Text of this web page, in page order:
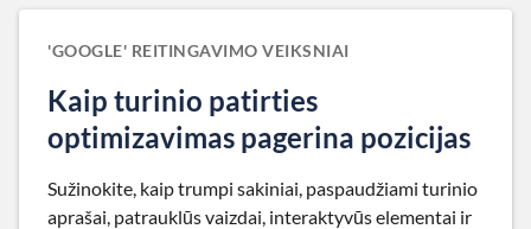
'GOOGLE' REITINGAVIMO VEIKSNIAI
Kaip turinio patirties
optimizavimas pagerina pozicijas
Sužinokite, kaip trumpi sakiniai, paspaudžiami turinio
aprašai, patrauklūs vaizdai, interaktyvūs elementai ir